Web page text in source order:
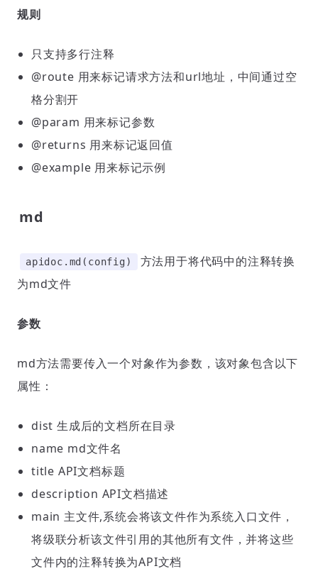
规则
只支持多行注释
@route 用来标记请求方法和url地址，中间通过空
格分割开
@param 用来标记参数
@returns 用来标记返回值
@example 用来标记示例
md
apidoc.md(config)
方法用于将代码中的注释转换
为md文件
参数
md方法需要传入一个对象作为参数，该对象包含以下
属性：
dist 生成后的文档所在目录
name md文件名
title API文档标题
description API文档描述
main 主文件,系统会将该文件作为系统入口文件，
将级联分析该文件引用的其他所有文件，并将这些
文件内的注释转换为API文档